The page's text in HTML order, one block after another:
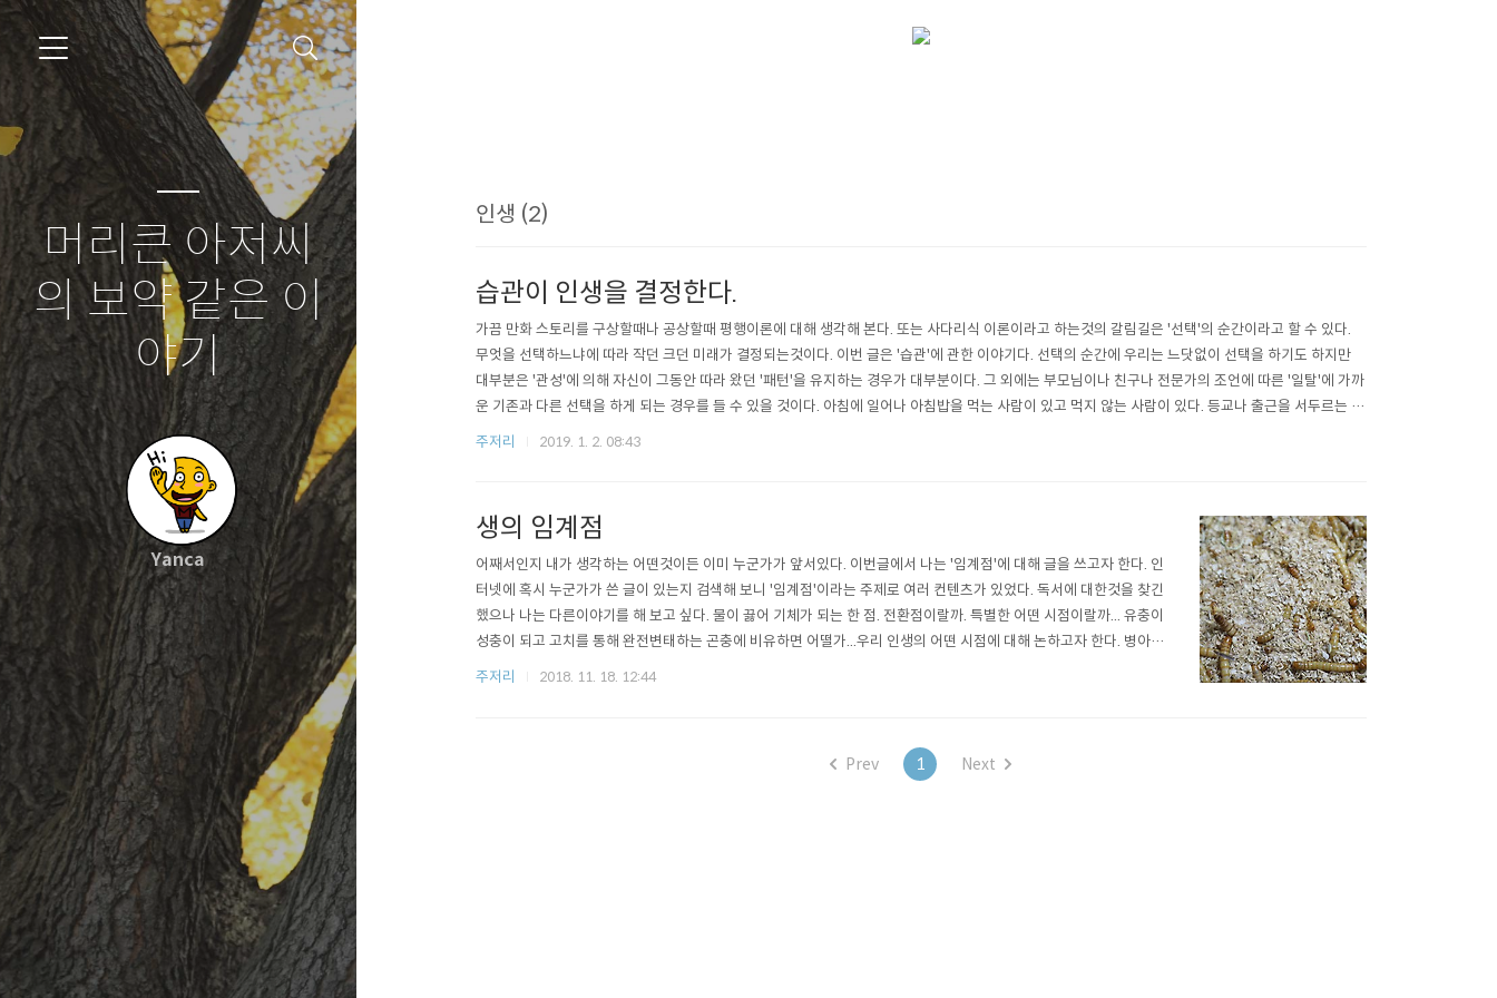
머리큰 아저씨
의 보약 같은 이
야기
Yanca
인생 (2)
습관이 인생을 결정한다.
가끔 만화 스토리를 구상할때나 공상할때 평행이론에 대해 생각해 본다. 또는 사다리식 이론이라고 하는것의 갈림길은 '선택'의 순간이라고 할 수 있다.
무엇을 선택하느냐에 따라 작던 크던 미래가 결정되는것이다. 이번 글은 '습관'에 관한 이야기다. 선택의 순간에 우리는 느닷없이 선택을 하기도 하지만
대부분은 '관성'에 의해 자신이 그동안 따라 왔던 '패턴'을 유지하는 경우가 대부분이다. 그 외에는 부모님이나 친구나 전문가의 조언에 따른 '일탈'에 가까
운 기존과 다른 선택을 하게 되는 경우를 들 수 있을 것이다. 아침에 일어나 아침밥을 먹는 사람이 있고 먹지 않는 사람이 있다. 등교나 출근을 서두르는 사
람이 있고 항상 지각하는 사람이 있다. 학교에서 수업시간에 딴짓을 하는 사람이 있고 선생님 말씀을 잘 듣는 ..
주저리 2019. 1. 2. 08:43
생의 임계점
어째서인지 내가 생각하는 어떤것이든 이미 누군가가 앞서있다. 이번글에서 나는 '임계점'에 대해 글을 쓰고자 한다. 인
터넷에 혹시 누군가가 쓴 글이 있는지 검색해 보니 '임계점'이라는 주제로 여러 컨텐츠가 있었다. 독서에 대한것을 찾긴
했으나 나는 다른이야기를 해 보고 싶다. 물이 끓어 기체가 되는 한 점. 전환점이랄까. 특별한 어떤 시점이랄까... 유충이
성충이 되고 고치를 통해 완전변태하는 곤충에 비유하면 어떨가...우리 인생의 어떤 시점에 대해 논하고자 한다. 병아리
가 생을 시작하는 알 껍질을 깨고 나오는 순간처럼. 인간은 어미의 양막을 찢고 세상에 태어난다. 처음으로 울음을 터뜨
주저리 2018. 11. 18. 12:44
Prev 1 Next